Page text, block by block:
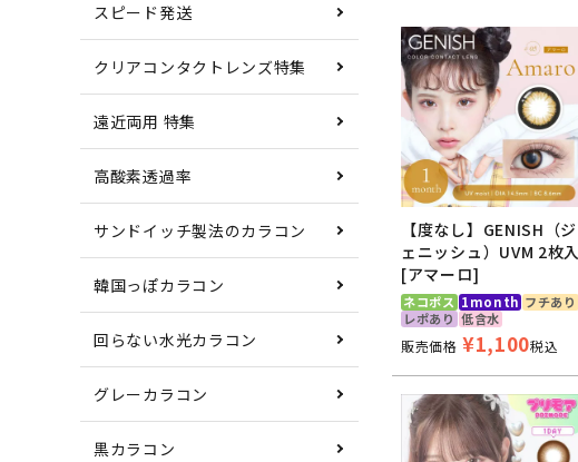
スピード発送
クリアコンタクトレンズ特集
遠近両用 特集
高酸素透過率
サンドイッチ製法のカラコン
韓国っぽカラコン
回らない水光カラコン
グレーカラコン
黒カラコン
【度なし】GENISH（ジ
ェニッシュ）UVM 2枚入
[アマーロ]
ネコポス 1month フチあり
レポあり 低含水
販売価格 ¥1,100税込